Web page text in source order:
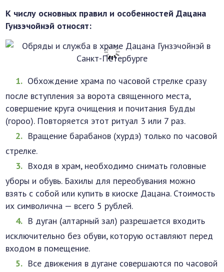
К числу основных правил и особенностей Дацана
Гунзэчойнэй относят:
Обхождение храма по часовой стрелке сразу
после вступления за ворота священного места,
совершение круга очищения и почитания Будды
(гороо). Повторяется этот ритуал 3 или 7 раз.
Вращение барабанов (хурдэ) только по часовой
стрелке.
Входя в храм, необходимо снимать головные
уборы и обувь. Бахилы для переобувания можно
взять с собой или купить в киоске Дацана. Стоимость
их символична — всего 5 рублей.
В дуган (алтарный зал) разрешается входить
исключительно без обуви, которую оставляют перед
входом в помещение.
Все движения в дугане совершаются по часовой